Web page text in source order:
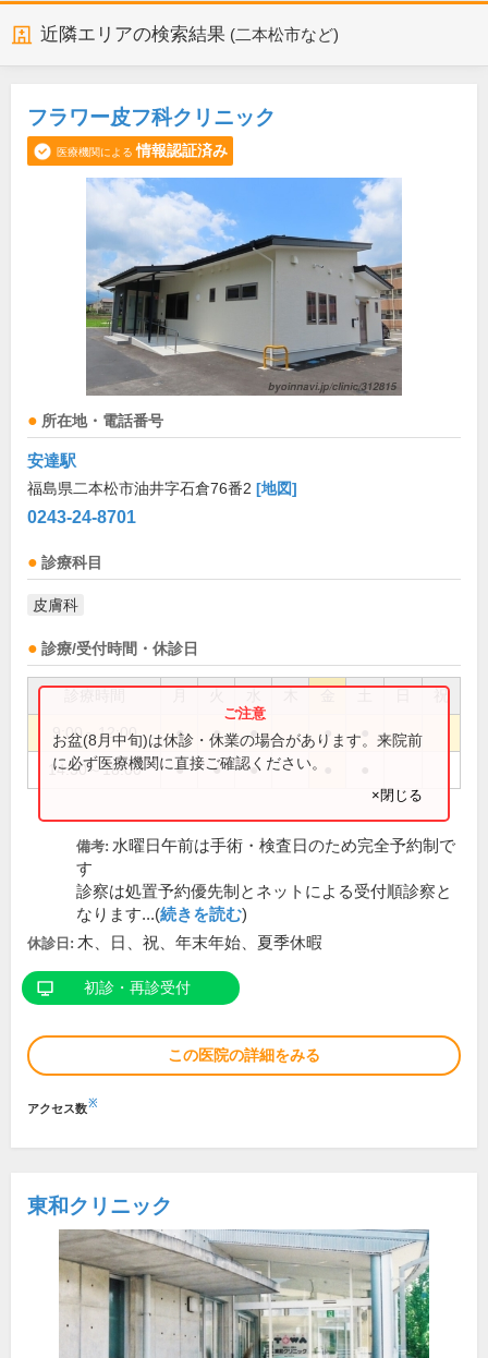
近隣エリアの検索結果 (二本松市など)
フラワー皮フ科クリニック
医療機関による 情報認証済み
所在地・電話番号
安達駅
福島県二本松市油井字石倉76番2 [地図]
0243-24-8701
診療科目
皮膚科
診療/受付時間・休診日
祝
9:00～12:00 ● ● ● ●
14:30～18:00 ● ● ●
お盆(8月中旬)は休診・休業の場合があります。来院前
に必ず医療機関に直接ご確認ください。
×閉じる
備考: 水曜日午前は手術・検査日のため完全予約制で
す
診察は処置予約優先制とネットによる受付順診察と
なります...(続きを読む)
休診日: 木、日、祝、年末年始、夏季休暇
初診・再診受付
この医院の詳細をみる
アクセス数※
東和クリニック